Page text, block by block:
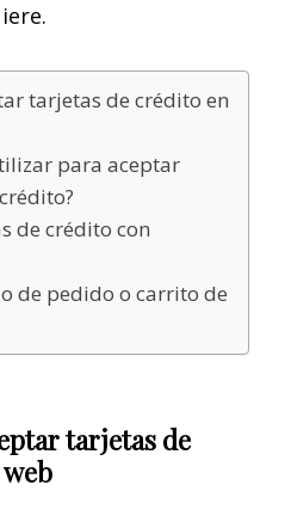
tarjetas de crédito en
para aceptar
de crédito con
de pedido o carrito de
tarjetas de